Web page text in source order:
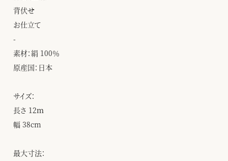
背伏せ
お仕立て
-
素材：絹 100％
原産国：日本
サイズ：
長さ 12ｍ
幅 38cm
最大寸法：